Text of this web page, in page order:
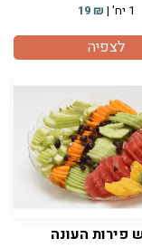
1 יח' | ₪
19
לצפיה
פירות העונה